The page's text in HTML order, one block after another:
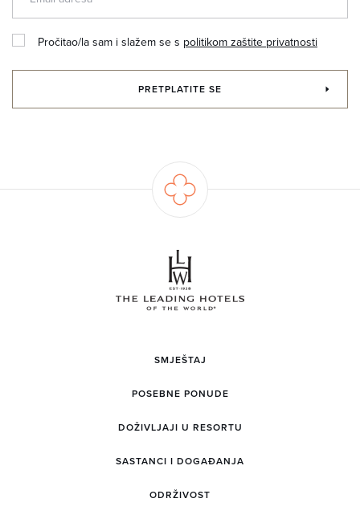
Pročitao/la sam i slažem se s politikom zaštite privatnosti
PRETPLATITE SE
SMJEŠTAJ
POSEBNE PONUDE
DOŽIVLJAJI U RESORTU
SASTANCI I DOGAĐANJA
ODRŽIVOST